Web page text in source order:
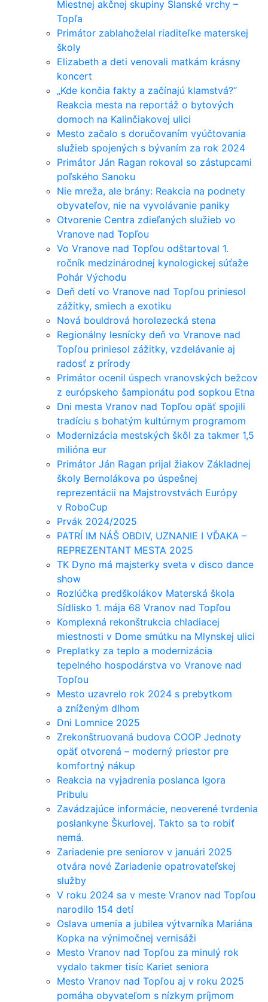
Miestnej akčnej skupiny Slanské vrchy –
Topľa
Primátor zablahoželal riaditeľke materskej
školy
Elizabeth a deti venovali matkám krásny
koncert
„Kde končia fakty a začínajú klamstvá?“
Reakcia mesta na reportáž o bytových
domoch na Kalinčiakovej ulici
Mesto začalo s doručovaním vyúčtovania
služieb spojených s bývaním za rok 2024
Primátor Ján Ragan rokoval so zástupcami
poľského Sanoku
Nie mreža, ale brány: Reakcia na podnety
obyvateľov, nie na vyvolávanie paniky
Otvorenie Centra zdieľaných služieb vo
Vranove nad Topľou
Vo Vranove nad Topľou odštartoval 1.
ročník medzinárodnej kynologickej súťaže
Pohár Východu
Deň detí vo Vranove nad Topľou priniesol
zážitky, smiech a exotiku
Nová bouldrová horolezecká stena
Regionálny lesnícky deň vo Vranove nad
Topľou priniesol zážitky, vzdelávanie aj
radosť z prírody
Primátor ocenil úspech vranovských bežcov
z európskeho šampionátu pod sopkou Etna
Dni mesta Vranov nad Topľou opäť spojili
tradíciu s bohatým kultúrnym programom
Modernizácia mestských škôl za takmer 1,5
milióna eur
Primátor Ján Ragan prijal žiakov Základnej
školy Bernolákova po úspešnej
reprezentácii na Majstrovstvách Európy
v RoboCup
Prvák 2024/2025
PATRÍ IM NÁŠ OBDIV, UZNANIE I VĎAKA –
REPREZENTANT MESTA 2025
TK Dyno má majsterky sveta v disco dance
show
Rozlúčka predškolákov Materská škola
Sídlisko 1. mája 68 Vranov nad Topľou
Komplexná rekonštrukcia chladiacej
miestnosti v Dome smútku na Mlynskej ulici
Preplatky za teplo a modernizácia
tepelného hospodárstva vo Vranove nad
Topľou
Mesto uzavrelo rok 2024 s prebytkom
a zníženým dlhom
Dni Lomnice 2025
Zrekonštruovaná budova COOP Jednoty
opäť otvorená – moderný priestor pre
komfortný nákup
Reakcia na vyjadrenia poslanca Igora
Pribulu
Zavádzajúce informácie, neoverené tvrdenia
poslankyne Škurlovej. Takto sa to robiť
nemá.
Zariadenie pre seniorov v januári 2025
otvára nové Zariadenie opatrovateľskej
služby
V roku 2024 sa v meste Vranov nad Topľou
narodilo 154 detí
Oslava umenia a jubilea výtvarníka Mariána
Kopka na výnimočnej vernisáži
Mesto Vranov nad Topľou za minulý rok
vydalo takmer tisíc Kariet seniora
Mesto Vranov nad Topľou aj v roku 2025
pomáha obyvateľom s nízkym príjmom